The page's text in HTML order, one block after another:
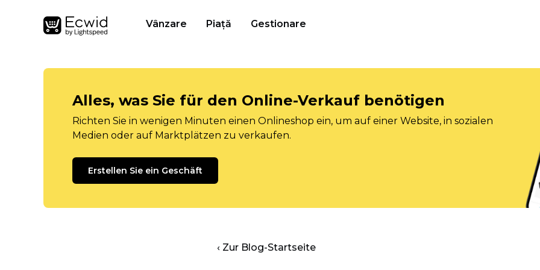
Vânzare Piață Gestionare
Alles, was Sie für den Online-Verkauf benötigen
Richten Sie in wenigen Minuten einen Onlineshop ein, um auf einer Website, in sozialen
Medien oder auf Marktplätzen zu verkaufen.
Erstellen Sie ein Geschäft
‹ Zur Blog-Startseite